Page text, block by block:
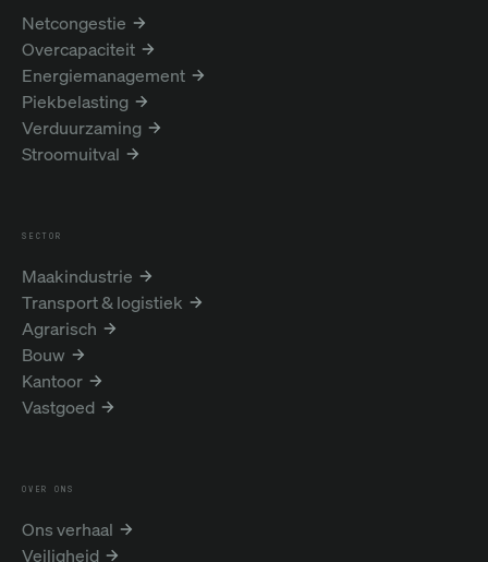
Netcongestie
Overcapaciteit
Energiemanagement
Piekbelasting
Verduurzaming
Stroomuitval
SECTOR
Maakindustrie
Transport & logistiek
Agrarisch
Bouw
Kantoor
Vastgoed
OVER ONS
Ons verhaal
Veiligheid